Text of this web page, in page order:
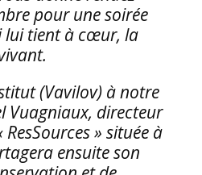
pour une soirée
lui tient à cœur, la
(Vavilov) à notre
Vuagniaux, directeur
ResSources» située à
ensuite son